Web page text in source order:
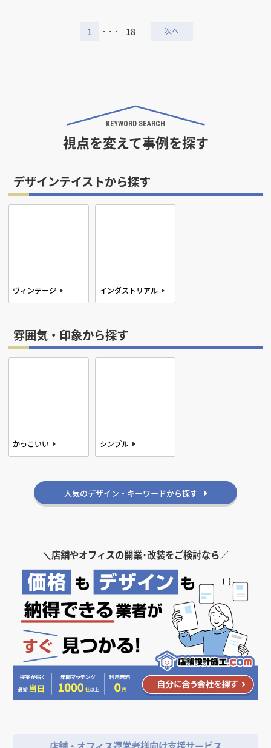
1 ・・・ 18
KEYWORD SEARCH
視点を変えて事例を探す
デザインテイストから探す
ヴィンテージ インダストリアル
雰囲気・印象から探す
かっこいい シンプル ゴージャス
ナチュラル